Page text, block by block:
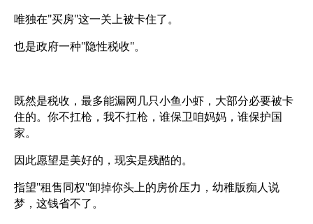
唯独在"买房"这一关上被卡住了。
也是政府一种"隐性税收"。
既然是税收，最多能漏网几只小鱼小虾，大部分必要被卡
住的。你不扛枪，我不扛枪，谁保卫咱妈妈，谁保护国
家。
因此愿望是美好的，现实是残酷的。
指望"租售同权"卸掉你头上的房价压力，幼稚版痴人说
梦，这钱省不了。